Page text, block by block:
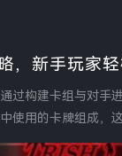
，新手玩家轻
过构建卡组与对
使用的卡牌组成，